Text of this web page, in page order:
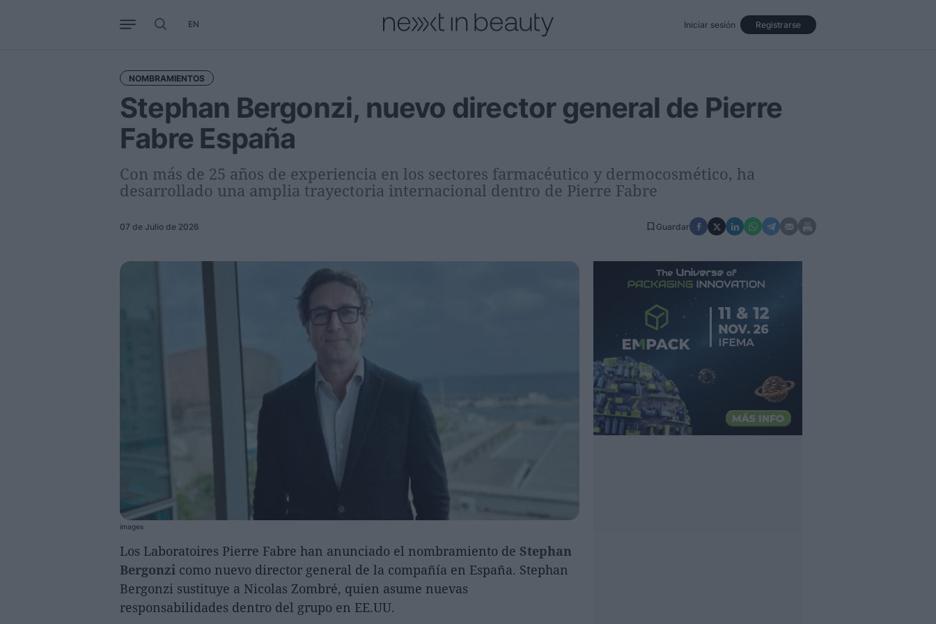
Registrarse
Iniciar sesión
EN
NOMBRAMIENTOS
Stephan Bergonzi, nuevo director general de Pierre
Fabre España
Con más de 25 años de experiencia en los sectores farmacéutico y dermocosmético, ha
desarrollado una amplia trayectoria internacional dentro de Pierre Fabre
07 de Julio de 2026 Guardar
images
Los Laboratoires Pierre Fabre han anunciado el nombramiento de Stephan
Bergonzi como nuevo director general de la compañía en España. Stephan
Bergonzi sustituye a Nicolas Zombré, quien asume nuevas
responsabilidades dentro del grupo en EE.UU.